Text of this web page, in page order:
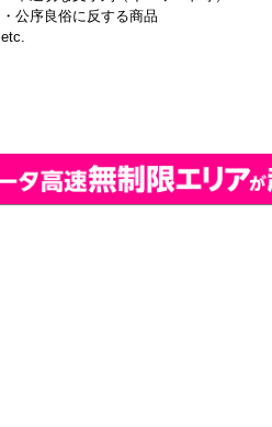
・公序良俗に反する商品
etc.